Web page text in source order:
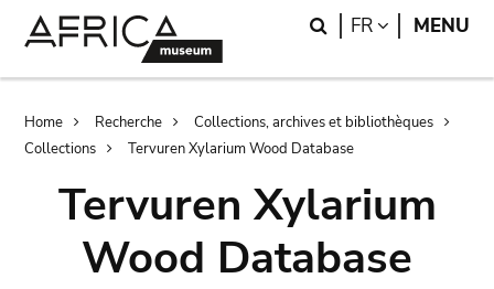
Search
FR LANGUAGE
MENU
Breadcrumb
Home Recherche
Collections, archives et bibliothèques
Collections
Tervuren Xylarium Wood Database
Tervuren Xylarium
Wood Database